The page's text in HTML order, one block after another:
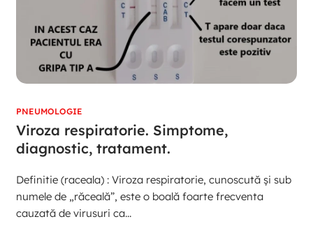
PNEUMOLOGIE
Viroza respiratorie. Simptome,
diagnostic, tratament.
Definitie (raceala) : Viroza respiratorie, cunoscută și sub
numele de „răceală”, este o boală foarte frecventa
cauzată de virusuri ca...